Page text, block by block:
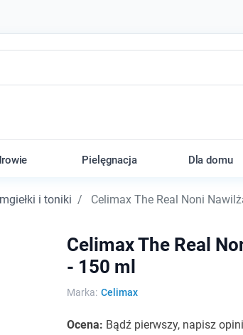
Pielęgnacja Dla domu
i toniki Celimax The Real Noni
Celimax The Real
- 150 ml
Marka: Celimax
Ocena: Bądź pierwszy, napisz